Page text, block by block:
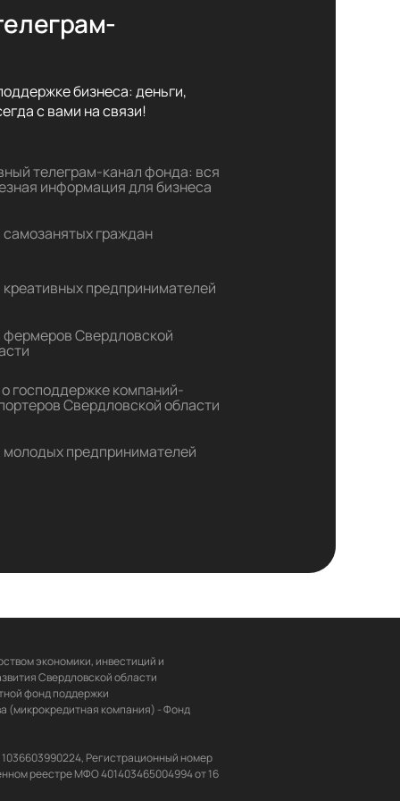
бизнеса: деньги,
с вами на связи!
телеграм-канал фонда: вся
информация для бизнеса
граждан
предпринимателей
Свердловской
господдержке компаний-
Свердловской области
предпринимателей
экономики, инвестиций и
Свердловской области
фонд поддержки
(микрокредитная компания) - Фонд
1036603990224, Регистрационный номер
реестре МФО 401403465004994 от 16